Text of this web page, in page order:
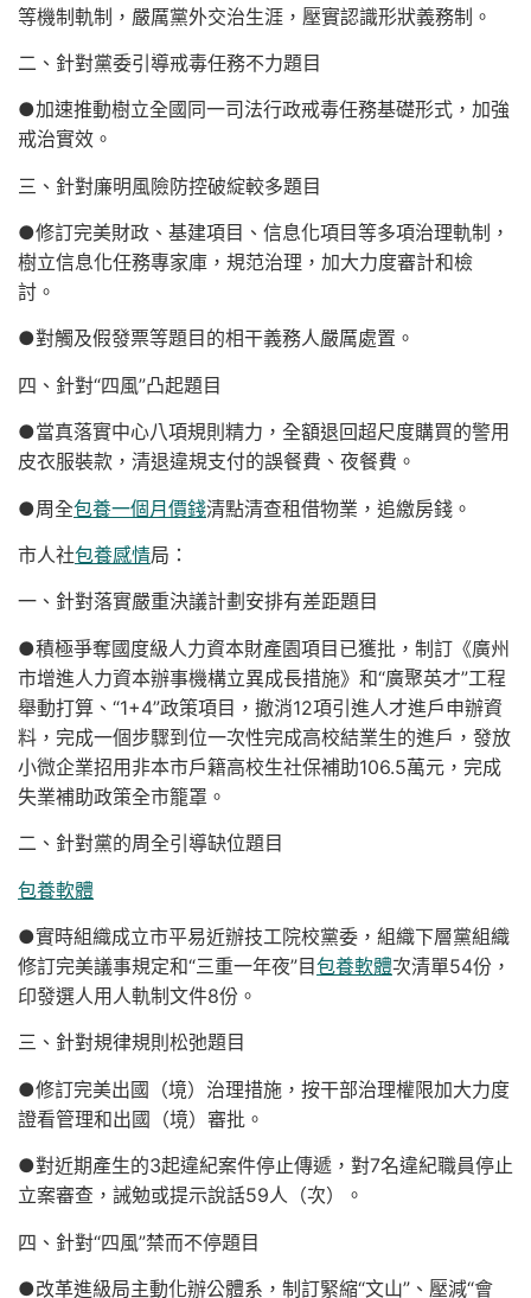
等機制軌制，嚴厲黨外交治生涯，壓實認識形狀義務制。
二、針對黨委引導戒毒任務不力題目
●加速推動樹立全國同一司法行政戒毒任務基礎形式，加強
戒治實效。
三、針對廉明風險防控破綻較多題目
●修訂完美財政、基建項目、信息化項目等多項治理軌制，
樹立信息化任務專家庫，規范治理，加大力度審計和檢
討。
●對觸及假發票等題目的相干義務人嚴厲處置。
四、針對“四風”凸起題目
●當真落實中心八項規則精力，全額退回超尺度購買的警用
皮衣服裝款，清退違規支付的誤餐費、夜餐費。
●周全包養一個月價錢清點清查租借物業，追繳房錢。
市人社包養感情局：
一、針對落實嚴重決議計劃安排有差距題目
●積極爭奪國度級人力資本財產園項目已獲批，制訂《廣州
市增進人力資本辦事機構立異成長措施》和“廣聚英才”工程
舉動打算、“1+4”政策項目，撤消12項引進人才進戶申辦資
料，完成一個步驟到位一次性完成高校結業生的進戶，發放
小微企業招用非本市戶籍高校生社保補助106.5萬元，完成
失業補助政策全市籠罩。
二、針對黨的周全引導缺位題目
包養軟體
●實時組織成立市平易近辦技工院校黨委，組織下層黨組織
修訂完美議事規定和“三重一年夜”目包養軟體次清單54份，
印發選人用人軌制文件8份。
三、針對規律規則松弛題目
●修訂完美出國（境）治理措施，按干部治理權限加大力度
證看管理和出國（境）審批。
●對近期產生的3起違紀案件停止傳遞，對7名違紀職員停止
立案審查，誡勉或提示說話59人（次）。
四、針對“四風”禁而不停題目
●改革進級局主動化辦公體系，制訂緊縮“文山”、壓減“會